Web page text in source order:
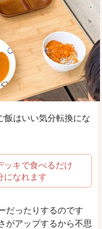
はいい気分転換にな
ッキで食べるだけ
になれます
だったりするのです
がアップするから不思